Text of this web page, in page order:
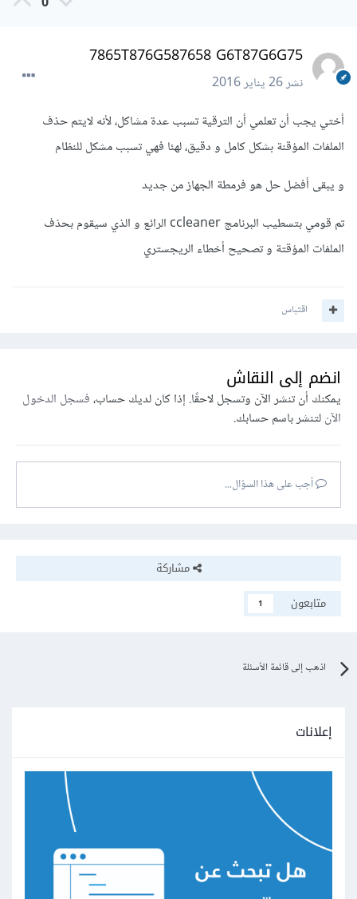
7865T876G587658 G6T87G6G75
نشر26 يناير 2016
أختي يجب أن تعلمي أن الترقية تسبب عدة مشاكل، لأنه لايتم حذف
الملفات المؤقنة بشكل كامل و دقيق، لهئا فهي تسبب مشكل للنظام
و يبقى أفضل حل هو فرمطة الجهاز من جديد
تم قومي بتسطيب البرنامج ccleaner الرائع و الذي سيقوم بحذف
الملفات المؤقتة و تصحيح أخطاء الريجستري
اقتباس
انضم إلى النقاش
يمكنك أن تنشر الآن وتسجل لاحقًا. إذا كان لديك حساب،فسجل الدخول
الآنلتنشر باسم حسابك.
أجب على هذا السؤال...
مشاركة
متابعون
1
اذهب إلى قائمة الأسئلة
إعلانات